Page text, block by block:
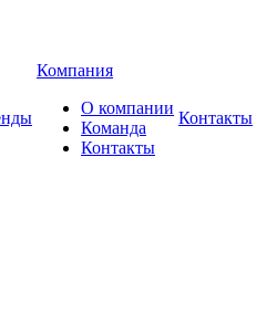
Компания
О компании
Команда
Контакты
Контакты